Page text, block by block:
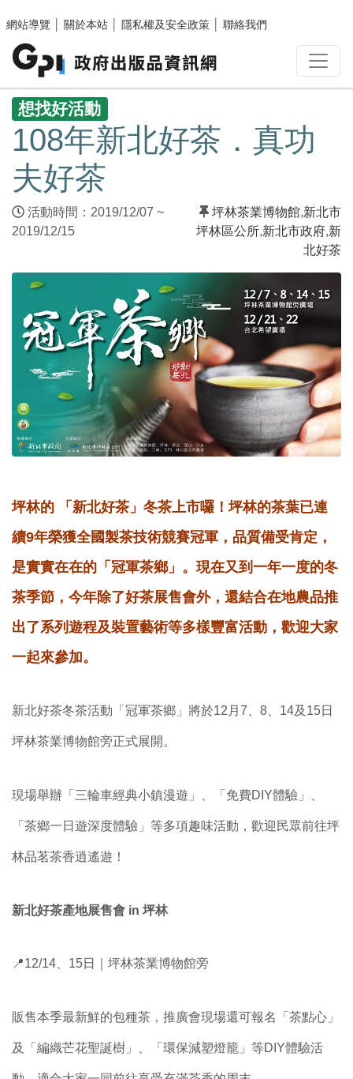
網站導覽
關於本站 隱私權及安全政策 聯絡我們
:::
想找好活動
108年新北好茶．真功
夫好茶
活動時間：2019/12/07 ~
2019/12/15
坪林茶業博物館,新北市
坪林區公所,新北市政府,新
北好茶
坪林的 「新北好茶」冬茶上市囉！坪林的茶葉已連
續9年榮獲全國製茶技術競賽冠軍，品質備受肯定，
是實實在在的「冠軍茶鄉」。現在又到一年一度的冬
茶季節，今年除了好茶展售會外，還結合在地農品推
出了系列遊程及裝置藝術等多樣豐富活動，歡迎大家
一起來參加。
新北好茶冬茶活動「冠軍茶鄉」將於12月7、8、14及15日
坪林茶業博物館旁正式展開。
現場舉辦「三輪車經典小鎮漫遊」、「免費DIY體驗」、
「茶鄉一日遊深度體驗」等多項趣味活動，歡迎民眾前往坪
林品茗茶香逍遙遊！
新北好茶產地展售會 in 坪林
📍12/14、15日｜坪林茶業博物館旁
販售本季最新鮮的包種茶，推廣會現場還可報名「茶點心」
及「編織芒花聖誕樹」、「環保減塑燈籠」等DIY體驗活